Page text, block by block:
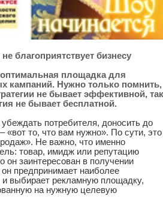
благоприятствует бизнесу
площадка для
кампаний. Нужно только помнить,
не бывает эффективной, так
не бывает бесплатной.
потребителя, доносить до
«вот то, что вам нужно». По сути, это
Не важно, что именно
товар, имидж или репутацию
он заинтересован в получении
предпринимает наиболее
выбирает рекламную площадку,
на нужную целевую